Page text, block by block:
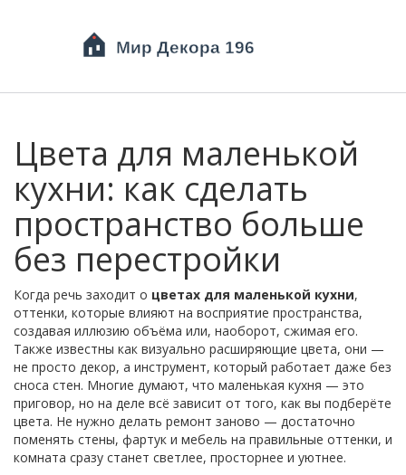
Цвета для маленькой
кухни: как сделать
пространство больше
без перестройки
Когда речь заходит о цветах для маленькой кухни,
оттенки, которые влияют на восприятие пространства,
создавая иллюзию объёма или, наоборот, сжимая его.
Также известны как визуально расширяющие цвета, они —
не просто декор, а инструмент, который работает даже без
сноса стен. Многие думают, что маленькая кухня — это
приговор, но на деле всё зависит от того, как вы подберёте
цвета. Не нужно делать ремонт заново — достаточно
поменять стены, фартук и мебель на правильные оттенки, и
комната сразу станет светлее, просторнее и уютнее.